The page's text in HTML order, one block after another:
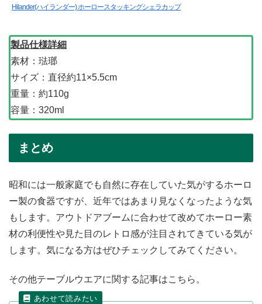
Hilander(ハイランダー) ホーロースタッキングシェラカップ
製品仕様詳細
素材：琺瑯
サイズ：直径約11×5.5cm
重量：約110g
容量：320ml
まとめ
昭和には一般家庭でも自然に存在していた気がするホーロ
ー製の食器ですが、近年ではあまり見なくなったような気
もします。アウトドアブームに合わせて改めてホーロー素
材の利便性や見た目のレトロ感が注目されてきている気が
します。気になる方はぜひチェックしてみてください。
その他テーブルウエアに関する記事はこちら。